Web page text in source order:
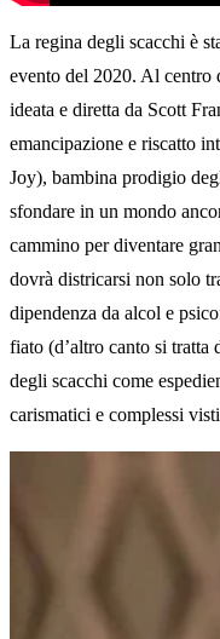
La regina degli scacchi è
evento del 2020. Al centro
ideata e diretta da Scott
emancipazione e riscatto
Joy), bambina prodigio
sfondare in un mondo
cammino per diventare
dovrà districarsi non solo
dipendenza da alcol e
fiato (d’altro canto si
degli scacchi come
carismatici e complessi